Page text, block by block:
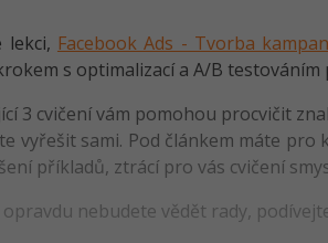
lekci, Facebook Ads - Tvorba
s optimalizací a A/B
3 cvičení vám pomohou procvičit
vyřešit sami. Pod článkem máte
příkladů, ztrácí pro vás cvičení
opravdu nebudete vědět rady,